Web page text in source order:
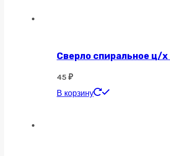
Сверло спиральное ц/х
45 ₽
В корзину